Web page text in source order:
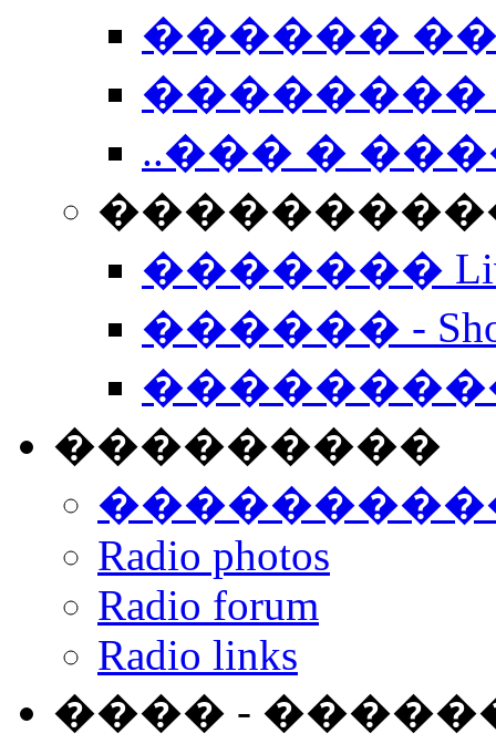
������
��������
..��� �
����������
�������
������ -
���������
Radio photos
Radio forum
Radio links
���� -